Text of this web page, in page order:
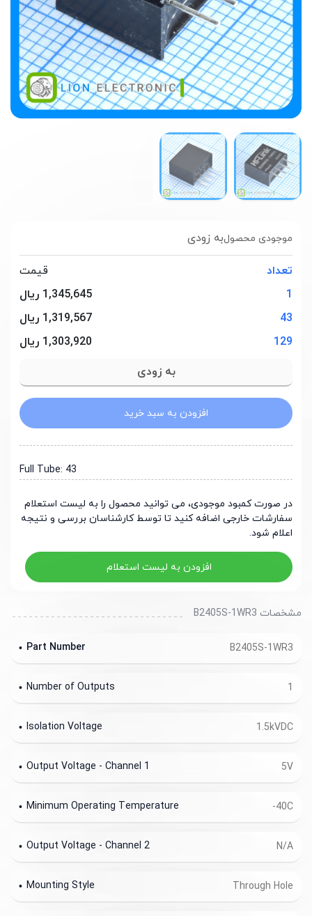
به زودیموجودی محصول
تعداد
قیمت
1
1,345,645 ریال
43
1,319,567 ریال
129
1,303,920 ریال
افزودن به سبد خرید
Full Tube: 43
در صورت کمبود موجودی، می توانید محصول را به لیست استعلام
سفارشات خارجی اضافه کنید تا توسط کارشناسان بررسی و نتیجه
اعلام شود.
افزودن به لیست استعلام
مشخصات B2405S-1WR3
B2405S-1WR3
Part Number
1
Number of Outputs
1.5kVDC
Isolation Voltage
5V
Output Voltage - Channel 1
-40C
Minimum Operating Temperature
N/A
Output Voltage - Channel 2
Through Hole
Mounting Style